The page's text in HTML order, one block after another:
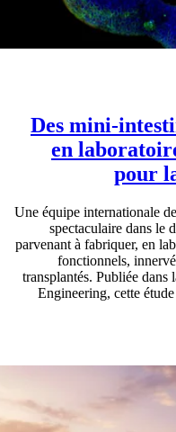
Des mini-
en
pour
Une équipe internationale
spectaculaire dans le
parvenant à fabriquer, en
fonctionnels,
transplantés. Publiée
Engineering, cette